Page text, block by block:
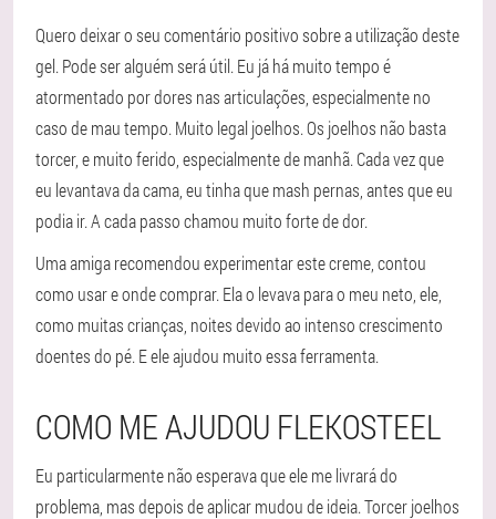
Quero deixar o seu comentário positivo sobre a utilização deste
gel. Pode ser alguém será útil. Eu já há muito tempo é
atormentado por dores nas articulações, especialmente no
caso de mau tempo. Muito legal joelhos. Os joelhos não basta
torcer, e muito ferido, especialmente de manhã. Cada vez que
eu levantava da cama, eu tinha que mash pernas, antes que eu
podia ir. A cada passo chamou muito forte de dor.
Uma amiga recomendou experimentar este creme, contou
como usar e onde comprar. Ela o levava para o meu neto, ele,
como muitas crianças, noites devido ao intenso crescimento
doentes do pé. E ele ajudou muito essa ferramenta.
COMO ME AJUDOU FLEKOSTEEL
Eu particularmente não esperava que ele me livrará do
problema, mas depois de aplicar mudou de ideia. Torcer joelhos